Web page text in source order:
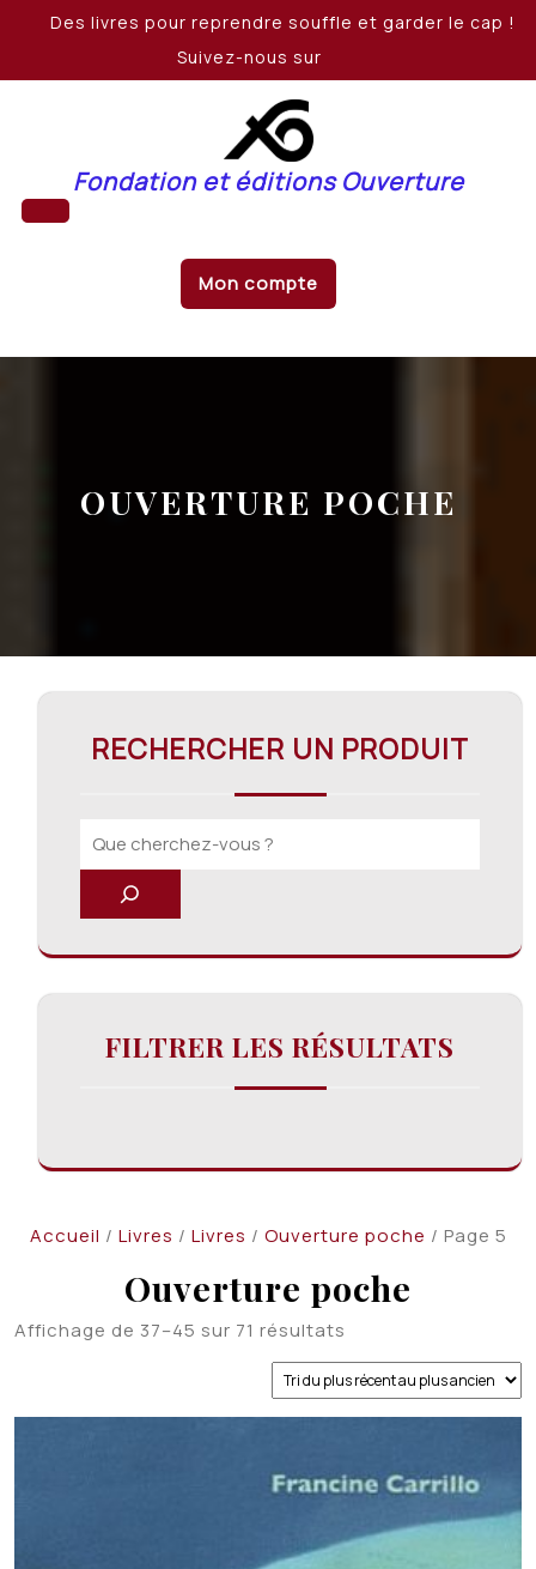
Des livres pour reprendre souffle et garder le cap !
Suivez-nous sur
Fondation et éditions Ouverture
Mon compte
OUVERTURE POCHE
Accueil / Livres / Livres / Ouverture poche / Page 5
Ouverture poche
Affichage de 37–45 sur 71 résultats
plus
ancien
RECHERCHER UN PRODUIT
FILTRER LES RÉSULTATS